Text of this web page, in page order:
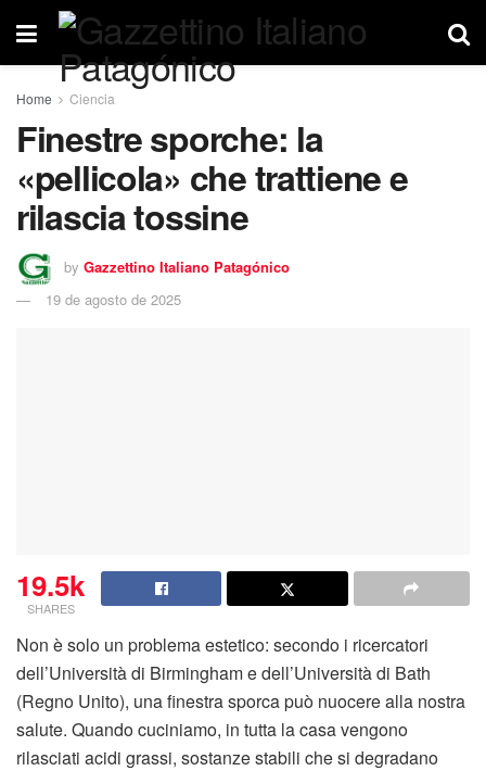
Home Ciencia
Finestre sporche: la
«pellicola» che trattiene e
rilascia tossine
by Gazzettino Italiano Patagónico
19 de agosto de 2025
19.5k
SHARES
Non è solo un problema estetico: secondo i ricercatori
dell’Università di Birmingham e dell’Università di Bath
(Regno Unito), una finestra sporca può nuocere alla nostra
salute. Quando cuciniamo, in tutta la casa vengono
rilasciati acidi grassi, sostanze stabili che si degradano